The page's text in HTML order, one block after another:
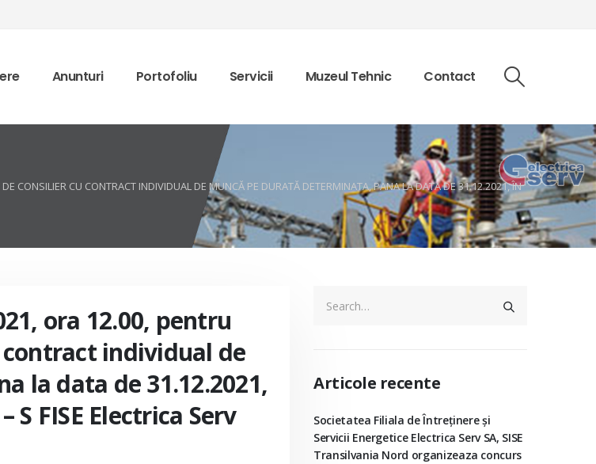
Anunturi Portofoliu Servicii Muzeul Tehnic Contact
CONSILIER CU CONTRACT INDIVIDUAL DE MUNCĂ PE DURATĂ DETERMINATA, PANA LA DATA DE 31.12.2021, ÎN
ora 12.00, pentru
individual de
la data de 31.12.2021,
FISE Electrica Serv
Articole recente
Societatea Filiala de Întreţinere şi
Servicii Energetice Electrica Serv SA, SISE
Transilvania Nord organizeaza concurs